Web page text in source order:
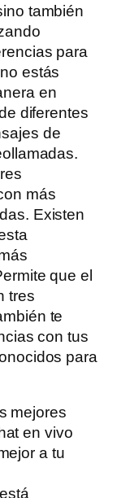
también
para
estás
en
diferentes
de
más
Existen
que el
tres
te
con tus
para
mejores
en vivo
a tu